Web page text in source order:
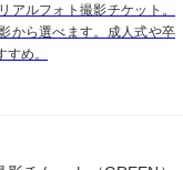
アルフォト撮影チケット。
から選べます。成人式や卒
め。